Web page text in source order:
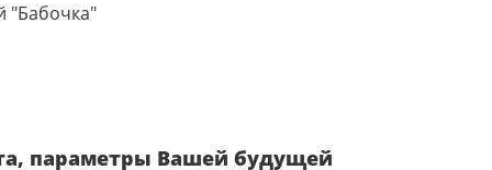
"Бабочка"
параметры Вашей будущей